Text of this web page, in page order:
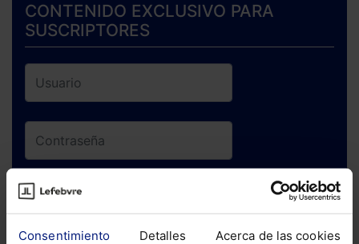
Consentimiento Detalles Acerca de las cookies
CONTENIDO EXCLUSIVO PARA
SUSCRIPTORES
ENTRAR